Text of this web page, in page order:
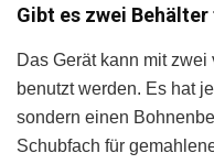
Gibt es zwei
Das Gerät kann mit
benutzt werden. Es hat
sondern einen
Schubfach für